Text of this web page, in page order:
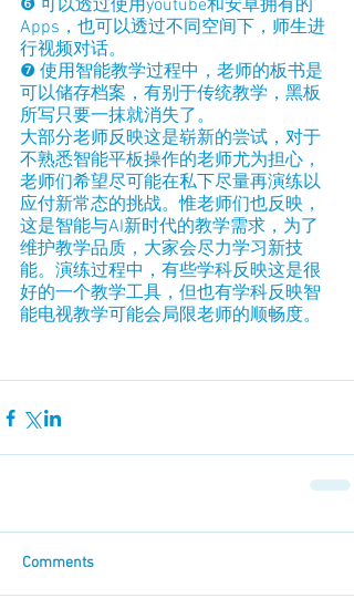
❻ 可以透过使用youtube和安卓拥有的
Apps，也可以透过不同空间下，师生进
行视频对话。
❼ 使用智能教学过程中，老师的板书是
可以储存档案，有别于传统教学，黑板
所写只要一抹就消失了。
大部分老师反映这是崭新的尝试，对于
不熟悉智能平板操作的老师尤为担心，
老师们希望尽可能在私下尽量再演练以
应付新常态的挑战。惟老师们也反映，
这是智能与AI新时代的教学需求，为了
维护教学品质，大家会尽力学习新技
能。演练过程中，有些学科反映这是很
好的一个教学工具，但也有学科反映智
能电视教学可能会局限老师的顺畅度。
Comments